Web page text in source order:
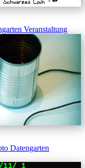
Veranstaltung
Datengarten